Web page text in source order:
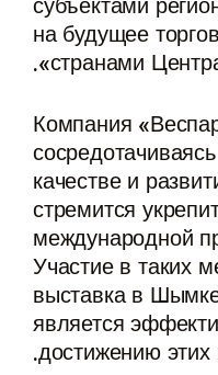
субъектами
на будущее
странами
Компания
качестве и
стремится
международной
Участие в таких
выставка в
является
достижению этих